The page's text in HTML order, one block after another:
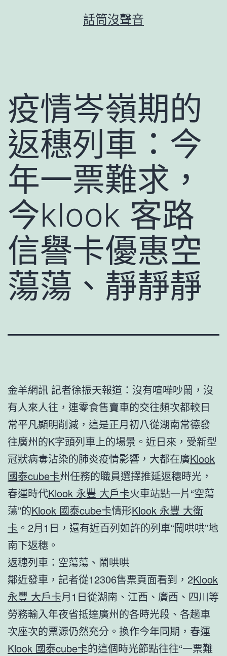
話筒沒聲音
疫情岑嶺期的
返穗列車：今
年一票難求，
今klook 客路
信譽卡優惠空
蕩蕩、靜靜靜
金羊網訊 記者徐振天報道：沒有喧嘩吵鬧，沒
有人來人往，連零食售賣車的交往頻次都較日
常平凡顯明削減，這是正月初八從湖南常德發
往廣州的K字頭列車上的場景。近日來，受新型
冠狀病毒沾染的肺炎疫情影響，大都在廣Klook
國泰cube卡州任務的職員選擇推延返穗時光，
春運時代Klook 永豐 大戶卡火車站點一片“空蕩
蕩”的Klook 國泰cube卡情形Klook 永豐 大衛
卡 。2月1日，還有近百列如許的列車“鬧哄哄”地
南下返穗。
返穗列車：空蕩蕩、鬧哄哄
鄰近發車，記者從12306售票頁面看到，2Klook
永豐 大戶卡月1日從湖南、江西、廣西、四川等
勞務輸入年夜省抵達廣州的各時光段、各趟車
次座次的票源仍然充分。換作今年同期，春運
Klook 國泰cube卡的這個時光節點往往“一票難